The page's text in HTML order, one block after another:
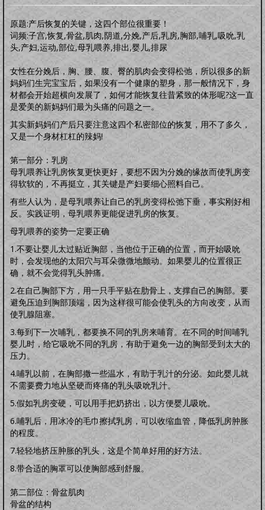
技能职场 婚恋家庭 人际社交 思维道德
道学五术
道学卜算术 道学命理术 道学仙山术 道学相术
道学医术
中药常识 中药方剂 药膳食谱 偏方秘方 药酒秘方 经络穴位
道医药浴
道医药茶
人间万象
综合动态 书画播报 文化活动
往事旧闻
动态公告 往事旧闻
婴童架构
零壹岁婴儿 一三岁婴幼 三六岁幼儿 胎教常识
心理行为
亲子游戏 安全教育 婴儿食谱 妈妈食谱
生命奥秘
生命探索 数理研究 医学技术 世界科研
先天根基
怀孕前 怀孕期 分娩期 产后期
婴幼卫保
健康教育 家居卫生 保健常识 卫生清洁 婴幼健康 护理卫生
日常除菌
日常消毒
原题:产后恢复的关键，这四个部位很重要！
词频:子宫,恢复,骨盆,肌肉,阴道,分娩,产后,乳房,胸部,哺乳,吸吮,乳
头,产妇,运动,部位,母乳喂养,排出,婴儿,排尿
女性在分娩后，胸、腰、腹、臀的肌肉会变得松弛，所以很多的新
妈妈们生完宝宝后，如果没有一个健康的塑身，那一般情况下，身
材都会开始超横向发展了，如何才能恢复往昔紧致的体形呢?这一直
是爱美的新妈妈们最为头痛的问题之一。
其实新妈妈们产后只要注意这四个私密部位的恢复，用不了多久，
又是一个身材杠杠的辣妈!
第一部分：乳房
母乳喂养让乳房恢复更快更好，要想不因为分娩的缘故而使乳房变
得软软的，不再挺立，其关键是产妇要细心照料自己。
有些人认为，是母乳喂养让自己的乳房变得松弛下垂，事实刚好相
反。实践证明，母乳喂养更能促进乳房的恢复。
母乳喂养的姿势一定要正确
1.不要让婴儿太过贴近胸部，当他位于正确的位置，而开始吸吮
时，会发现他的太阳穴与耳朵微微地颤动。如果婴儿的位置很正
确，就不会觉得乳头肿痛。
2.在自己胸部下方，用一只手平贴在肋骨上，支撑自己的胸部。要
避免压迫到胸部顶端，因为这样很可能会使乳头的方向改变，从而
使乳腺阻塞。
3.每到下一次哺乳，都要换不同的乳房来哺育。在不同的时间哺乳
婴儿时，给它吸吮不同的乳房，有助于避免一边的胸部受到太大的
压力。
4.哺乳以前，在胸部撒一些温水，有助于乳汁的分泌。如此婴儿就
不需要费力地从坚硬而疼痛的乳头吸吮乳汁。
5.假如乳房变硬，可以用手把奶挤出，以方便婴儿吸吮。
6.哺乳后，用冰冷的毛巾擦拭乳房，可以收缩血管，降低乳房肿胀
的程度。
7.轻轻地挤压肿胀的乳头，这是个简单好用的好方法。
8.带合适的胸罩可以使胸部感到舒服。
第二部位：骨盆肌肉
骨盆的结构